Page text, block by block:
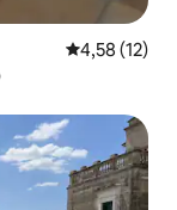
Note
4,58 (12)